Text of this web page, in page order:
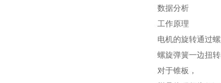
数据分析
工作原理
电机的旋转通过
螺旋弹簧一边扭
对于锥板，